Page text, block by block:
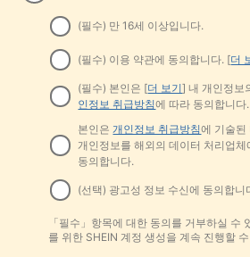
(필수) 만 16세 이상입니다.
(필수) 이용 약관에 동의합니다. [더
(필수) 본인은 [더 보기] 내 개인정보
인정보 취급방침에 따라 동의합니다.
본인은 개인정보 취급방침에 기술된
개인정보를 해외의 데이터 처리업
동의합니다.
(선택) 광고성 정보 수신에 동의합니
「필수」항목에 대한 동의를 거부하실 수
를 위한 SHEIN 계정 생성을 계속 진행할